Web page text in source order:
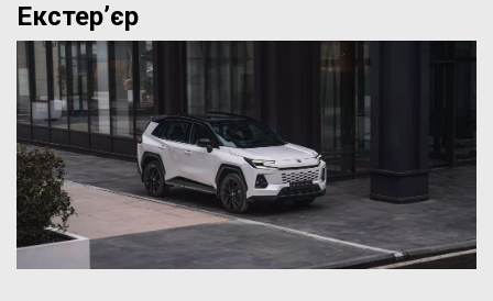
Екстер’єр